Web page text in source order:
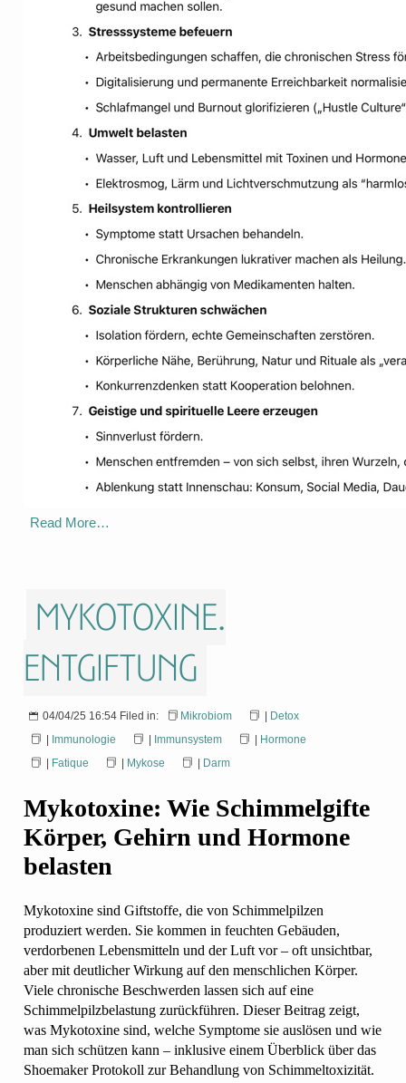
Read More…
Mykotoxine.
Entgiftung
04/04/25 16:54 Filed in: Mikrobiom | Detox
| Immunologie | Immunsystem | Hormone
| Fatique | Mykose | Darm
Mykotoxine: Wie Schimmelgifte
Körper, Gehirn und Hormone
belasten
Mykotoxine sind Giftstoffe, die von Schimmelpilzen
produziert werden. Sie kommen in feuchten Gebäuden,
verdorbenen Lebensmitteln und der Luft vor – oft unsichtbar,
aber mit deutlicher Wirkung auf den menschlichen Körper.
Viele chronische Beschwerden lassen sich auf eine
Schimmelpilzbelastung zurückführen. Dieser Beitrag zeigt,
was Mykotoxine sind, welche Symptome sie auslösen und wie
man sich schützen kann – inklusive einem Überblick über das
Shoemaker Protokoll zur Behandlung von Schimmeltoxizität.